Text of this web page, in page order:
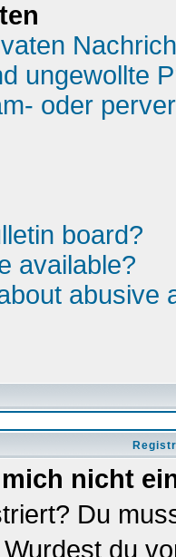
ungewollte
oder
board?
available?
abusive
nicht
Du
du